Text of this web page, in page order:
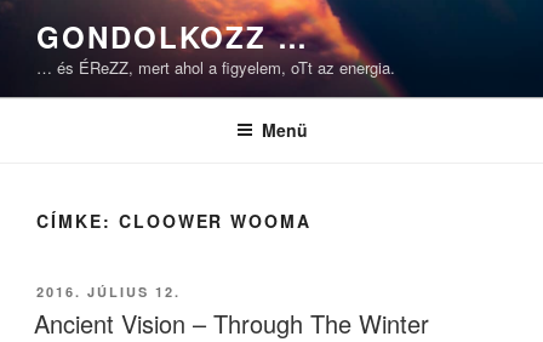
Tartalomhoz
GONDOLKOZZ …
… és ÉReZZ, mert ahol a figyelem, oTt az energia.
Menü
CÍMKE: CLOOWER WOOMA
BEKÜLDVE:
2016. JÚLIUS 12.
Ancient Vision – Through The Winter